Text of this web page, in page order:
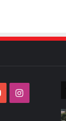
YouTubeInstagram